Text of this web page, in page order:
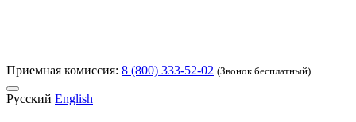
Приемная комиссия: 8 (800) 333-52-02 (Звонок бесплатный)
Русский English